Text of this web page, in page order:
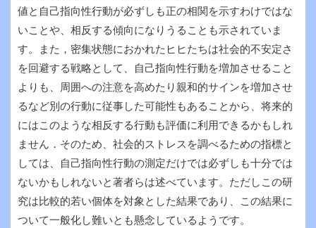
値と自己指向性行動が必ずしも正の相関を示すわけではな
いことや、相反する傾向になりうることも示されていま
す。また，密集状態におかれたヒヒたちは社会的不安定さ
を回避する戦略として、自己指向性行動を増加させること
よりも、周囲への注意を高めたり親和的サインを増加させ
るなど別の行動に従事した可能性もあることから、将来的
にはこのような相反する行動も評価に利用できるかもしれ
ません．そのため、社会的ストレスを調べるための指標と
しては、自己指向性行動の測定だけでは必ずしも十分では
ないかもしれないと著者らは述べています。ただしこの研
究は比較的若い個体を対象とした結果であり、この結果に
ついて一般化し難いとも懸念しているようです。